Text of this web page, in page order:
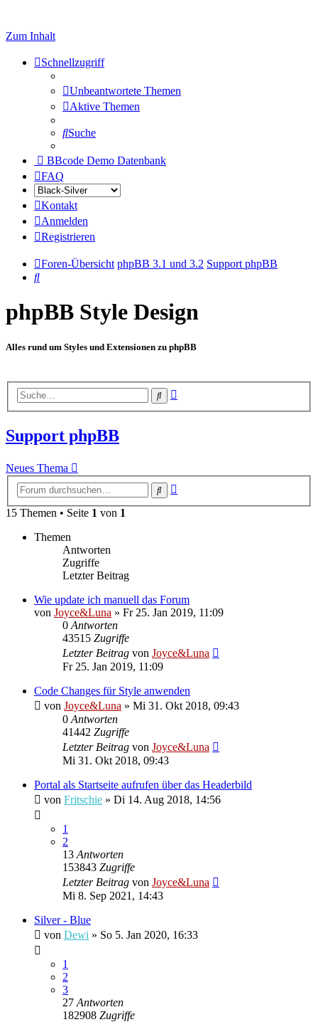
Zum Inhalt
Schnellzugriff
Unbeantwortete Themen
Aktive Themen
Suche
BBcode Demo Datenbank
FAQ
Kontakt
Anmelden
Registrieren
Foren-Übersicht phpBB 3.1 und 3.2 Support phpBB
Suche
phpBB Style Design
Alles rund um Styles und Extensionen zu phpBB
Suche
Support phpBB
Neues Thema
Suche
15 Themen • Seite 1 von 1
Themen
Antworten
Zugriffe
Letzter Beitrag
Wie update ich manuell das Forum
von Joyce&Luna » Fr 25. Jan 2019, 11:09
0 Antworten
43515 Zugriffe
Letzter Beitrag von Joyce&Luna
Fr 25. Jan 2019, 11:09
Code Changes für Style anwenden
von Joyce&Luna » Mi 31. Okt 2018, 09:43
0 Antworten
41442 Zugriffe
Letzter Beitrag von Joyce&Luna
Mi 31. Okt 2018, 09:43
Portal als Startseite aufrufen über das Headerbild
von Fritschie » Di 14. Aug 2018, 14:56
1
2
13 Antworten
153843 Zugriffe
Letzter Beitrag von Joyce&Luna
Mi 8. Sep 2021, 14:43
Silver - Blue
von Dewi » So 5. Jan 2020, 16:33
1
2
3
27 Antworten
182908 Zugriffe